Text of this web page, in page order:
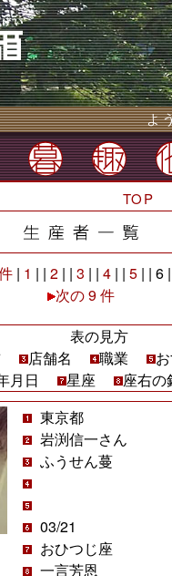
よ
TOP
| 1 | | 2 | | 3 | | 4 | | 5 | | 6
次の 9 件
表の見方
店舗名 職業
月日
星座
座右の
東京都
岩渕信一さん
ふうせん蔓
03/21
おひつじ座
一言芳恩